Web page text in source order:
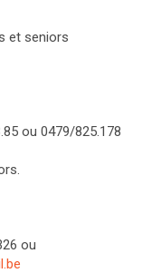
et seniors
ou 0479/825.178
ou